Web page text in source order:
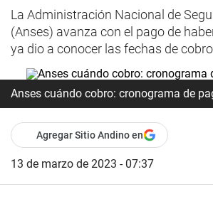
La Administración Nacional de
(Anses) avanza con el pago de
ya dio a conocer las fechas de
Anses cuándo cobro: cronograma de
Agregar Sitio Andino en
13 de marzo de 2023 - 07:37